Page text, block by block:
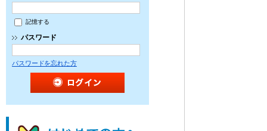
記憶する
パスワード
パスワードを忘れた方